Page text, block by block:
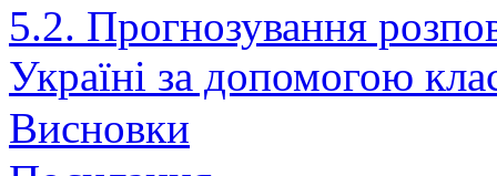
5.2. Прогнозування
Україні за допомогою
Висновки